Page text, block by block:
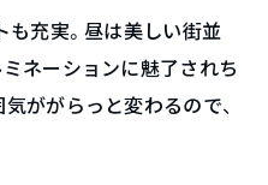
も充実。昼は美しい街並
ネーションに魅了されち
ががらっと変わるので、